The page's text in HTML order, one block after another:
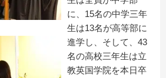
に、15名の中学三年
生は13名が高等部に
進学し、そして、43
名の高校三年生は立
教英国学院を本日卒